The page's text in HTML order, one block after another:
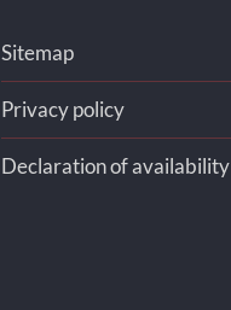
Sitemap
Privacy policy
Declaration of availability